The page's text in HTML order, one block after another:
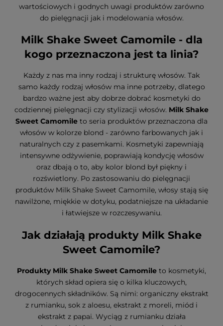
wartościowych i godnych uwagi produktów zarówno
do pielęgnacji jak i modelowania włosów.
Milk Shake Sweet Camomile - dla
kogo przeznaczona jest ta linia?
Każdy z nas ma inny rodzaj i strukturę włosów. Tak
samo każdy rodzaj włosów ma inne potrzeby, dlatego
bardzo ważne jest aby dobrze dobrać kosmetyki do
codziennej pielęgnacji czy stylizacji włosów. Milk Shake
Sweet Camomile to seria produktów przeznaczona dla
włosów w kolorze blond - zarówno farbowanych jak i
naturalnych czy z pasemkami. Kosmetyki zapewniają
intensywne odżywienie, poprawiają kondycję włosów
oraz dbają o to, aby kolor blond był piękny i
rozświetlony. Po zastosowaniu do pielęgnacji
produktów Milk Shake Sweet Camomile, włosy stają się
nawilżone, miękkie w dotyku, podatniejsze na układanie
i łatwiejsze w rozczesywaniu.
Jak działają produkty Milk Shake
Sweet Camomile?
Produkty Milk Shake Sweet Camomile to kosmetyki,
których skład opiera się o kilka kluczowych,
drogocennych składników. Są nimi: organiczny ekstrakt
z rumianku, sok z aloesu, ekstrakt z moreli, miód i
ekstrakt z papai. Wyciąg z rumianku działa